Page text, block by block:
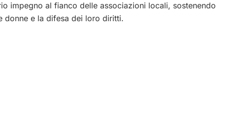
impegno al fianco delle associazioni locali, sostenendo
donne e la difesa dei loro diritti.